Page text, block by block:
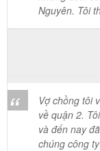
về quận 2.
và đến nay
chúng công
lượng dịch vụ